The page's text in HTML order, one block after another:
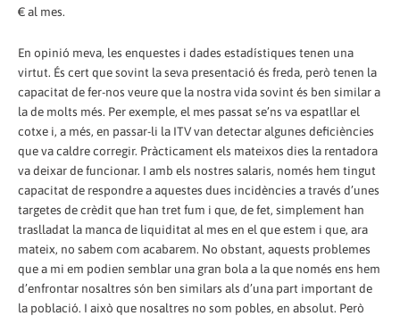
€ al mes.
En opinió meva, les enquestes i dades estadístiques tenen una
virtut. És cert que sovint la seva presentació és freda, però tenen la
capacitat de fer-nos veure que la nostra vida sovint és ben similar a
la de molts més. Per exemple, el mes passat se’ns va espatllar el
cotxe i, a més, en passar-li la ITV van detectar algunes deficiències
que va caldre corregir. Pràcticament els mateixos dies la rentadora
va deixar de funcionar. I amb els nostres salaris, només hem tingut
capacitat de respondre a aquestes dues incidències a través d’unes
targetes de crèdit que han tret fum i que, de fet, simplement han
traslladat la manca de liquiditat al mes en el que estem i que, ara
mateix, no sabem com acabarem. No obstant, aquests problemes
que a mi em podien semblar una gran bola a la que només ens hem
d’enfrontar nosaltres són ben similars als d’una part important de
la població. I això que nosaltres no som pobles, en absolut. Però